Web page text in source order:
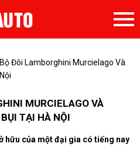
Đôi Lamborghini Murcielago Và
MURCIELAGO VÀ
TẠI HÀ NỘI
hữu của một đại gia có tiếng nay